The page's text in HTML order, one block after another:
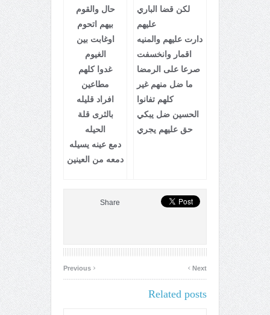
لكن قضا الباري
عليهم
دارت عليهم والمنيه
اقمار وانخسفت
صرعا على الرمضا
ما ضل منهم غير
كلهم تفانوا
الحسين ضل يبكي
حق عليهم يجري
حال والقوم
بيهم اتحوم
اوغابت بين
الغيوم
غدوا كلهم
مطاعين
افراد قليله
بالثرى قلة
الحيله
دمع عينه يسيله
دمعه من العينين
Share
‹ Next
›
Related posts